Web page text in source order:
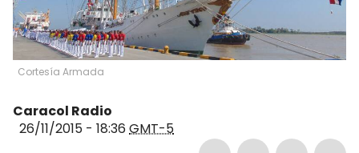
Cortesía Armada
Caracol Radio
26/11/2015 - 18:36 GMT-5